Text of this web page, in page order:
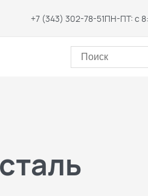
+7 (343) 302-78-51ПН-ПТ: с